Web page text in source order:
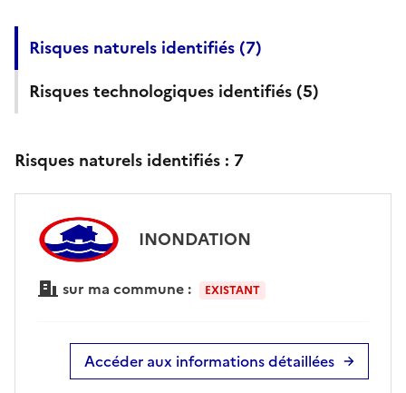
Risques naturels identifiés (7)
Risques technologiques identifiés (5)
Risques naturels identifiés : 7
INONDATION
sur ma commune : EXISTANT
Accéder aux informations détaillées